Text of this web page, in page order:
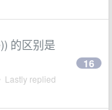
的区别是
Lastly replied
16